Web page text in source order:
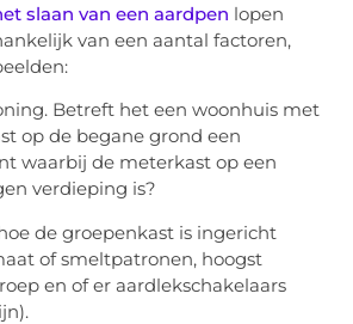
slaan van een aardpen lopen
van een aantal factoren,
Betreft het een woonhuis met
op de begane grond een
waarbij de meterkast op een
verdieping is?
de groepenkast is ingericht
of smeltpatronen, hoogst
en of er aardlekschakelaars